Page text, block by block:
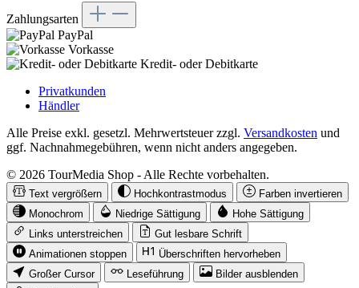
Zahlungsarten
PayPal
Vorkasse
Kredit- oder Debitkarte
Privatkunden
Händler
Alle Preise exkl. gesetzl. Mehrwertsteuer zzgl. Versandkosten und
ggf. Nachnahmegebühren, wenn nicht anders angegeben.
© 2026 TourMedia Shop - Alle Rechte vorbehalten.
Text vergrößern Hochkontrastmodus
Farben invertieren
Monochrom
Niedrige Sättigung
Hohe Sättigung
Links unterstreichen
Gut lesbare Schrift
Animationen stoppen
Überschriften hervorheben
Großer Cursor
Leseführung
Bilder ausblenden